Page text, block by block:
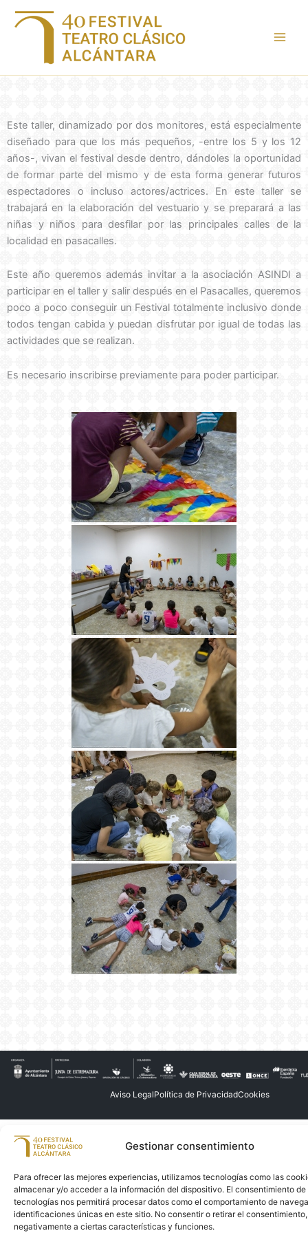
Gestionar consentimiento
Para ofrecer las mejores experiencias, utilizamos tecnologías como las
almacenar y/o acceder a la información del dispositivo. El consentimiento de
tecnologías nos permitirá procesar datos como el comportamiento de
identificaciones únicas en este sitio. No consentir o retirar el
negativamente a ciertas características y funciones.
Este taller, dinamizado por dos monitores, está especialmente
diseñado para que los más pequeños, -entre los 5 y los 12
años-, vivan el festival desde dentro, dándoles la oportunidad
de formar parte del mismo y de esta forma generar futuros
espectadores o incluso actores/actrices. En este taller se
trabajará en la elaboración del vestuario y se preparará a las
niñas y niños para desfilar por las principales calles de la
localidad en pasacalles.
Este año queremos además invitar a la asociación ASINDI a
participar en el taller y salir después en el Pasacalles, queremos
poco a poco conseguir un Festival totalmente inclusivo donde
todos tengan cabida y puedan disfrutar por igual de todas las
actividades que se realizan.
Es necesario inscribirse previamente para poder participar.
Aviso LegalPolítica de PrivacidadCookies